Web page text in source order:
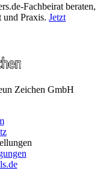
Fachbeirat beraten,
und Praxis. Jetzt
Zeichen GmbH